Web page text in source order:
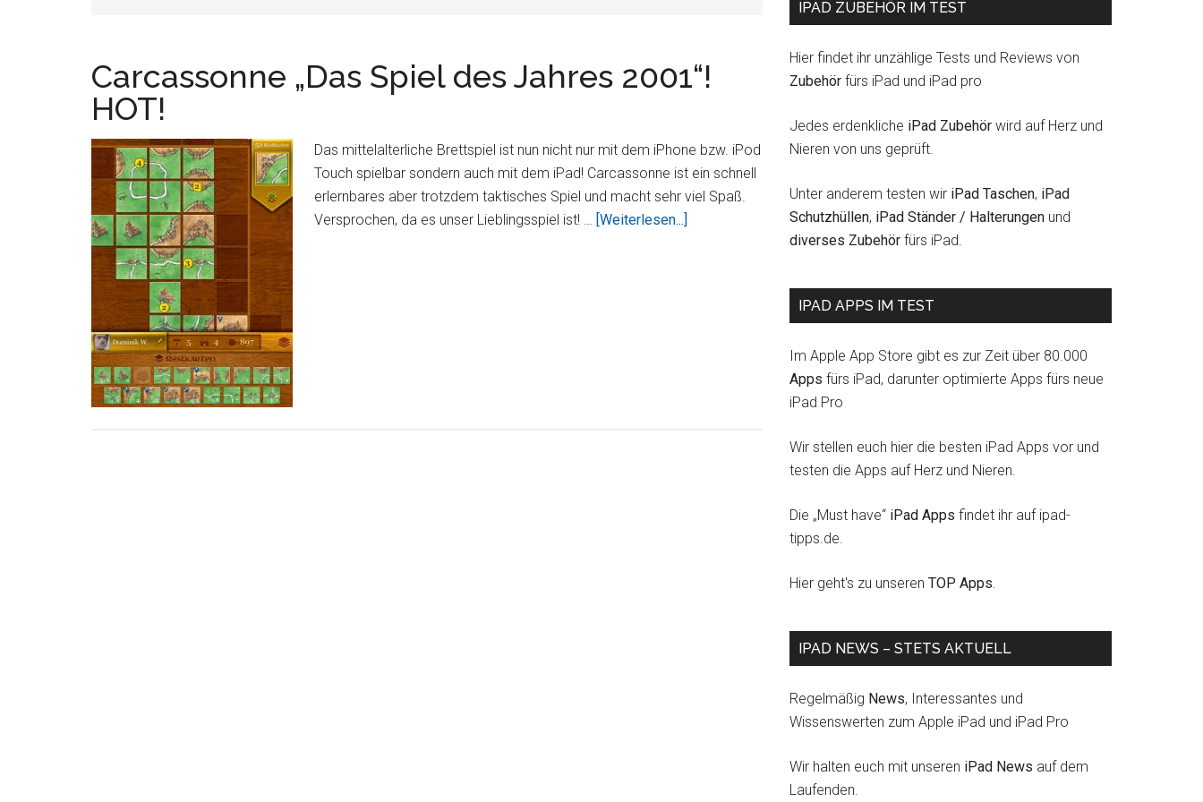
Carcassonne „Das Spiel des Jahres 2001“!
HOT!
Das mittelalterliche Brettspiel ist nun nicht nur mit dem iPhone bzw. iPod
Touch spielbar sondern auch mit dem iPad! Carcassonne ist ein schnell
erlernbares aber trotzdem taktisches Spiel und macht sehr viel Spaß.
Versprochen, da es unser Lieblingsspiel ist! … [Weiterlesen...] ÜberCarcassonne
IPAD ZUBEHÖR IM TEST
Hier findet ihr unzählige Tests und Reviews von
Zubehör fürs iPad und iPad pro
Jedes erdenkliche iPad Zubehör wird auf Herz und
Nieren von uns geprüft.
Unter anderem testen wir iPad Taschen, iPad
Schutzhüllen, iPad Ständer / Halterungen und
diverses Zubehör fürs iPad.
IPAD APPS IM TEST
Im Apple App Store gibt es zur Zeit über 80.000
Apps fürs iPad, darunter optimierte Apps fürs neue
iPad Pro
Wir stellen euch hier die besten iPad Apps vor und
testen die Apps auf Herz und Nieren.
Die „Must have“ iPad Apps findet ihr auf ipad-
tipps.de.
Hier geht's zu unseren TOP Apps.
IPAD NEWS – STETS AKTUELL
Regelmäßig News, Interessantes und
Wissenswerten zum Apple iPad und iPad Pro
Wir halten euch mit unseren iPad News auf dem
Laufenden.